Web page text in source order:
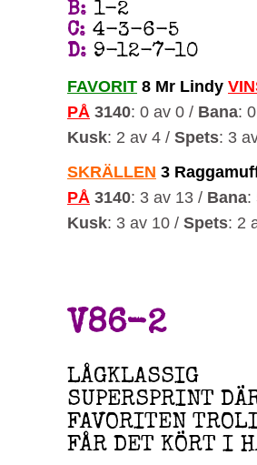
B: 1-2
C: 4-3-6-5
D: 9-12-7-10
FAVORIT 8 Mr Lindy
PÅ 3140: 0 av 0 / Bana:
Kusk: 2 av 4 / Spets: 3
SKRÄLLEN 3
PÅ 3140: 3 av 13 / Bana:
Kusk: 3 av 10 / Spets: 2
V86-2
LÅGKLASSIG
SUPERSPRINT
FAVORITEN
FÅR DET KÖRT I